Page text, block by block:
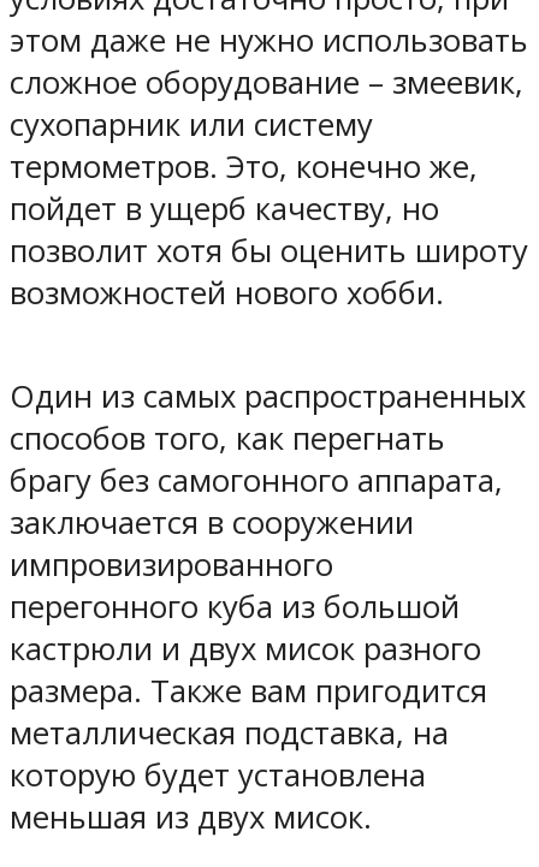
этом даже не нужно использовать
сложное оборудование – змеевик,
сухопарник или систему
термометров. Это, конечно же,
пойдет в ущерб качеству, но
позволит хотя бы оценить широту
возможностей нового хобби.
Один из самых распространенных
способов того, как перегнать
брагу без самогонного аппарата,
заключается в сооружении
импровизированного
перегонного куба из большой
кастрюли и двух мисок разного
размера. Также вам пригодится
металлическая подставка, на
которую будет установлена
меньшая из двух мисок.